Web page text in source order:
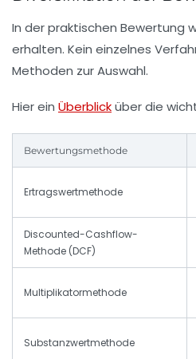
In der praktischen Bewertung
erhalten. Kein einzelnes
Methoden zur Auswahl.
Hier ein Überblicküber die
Bewertungsmethode
Ertragswertmethode
Discounted-Cashflow-
Methode (DCF)
Multiplikatormethode
Substanzwertmethode